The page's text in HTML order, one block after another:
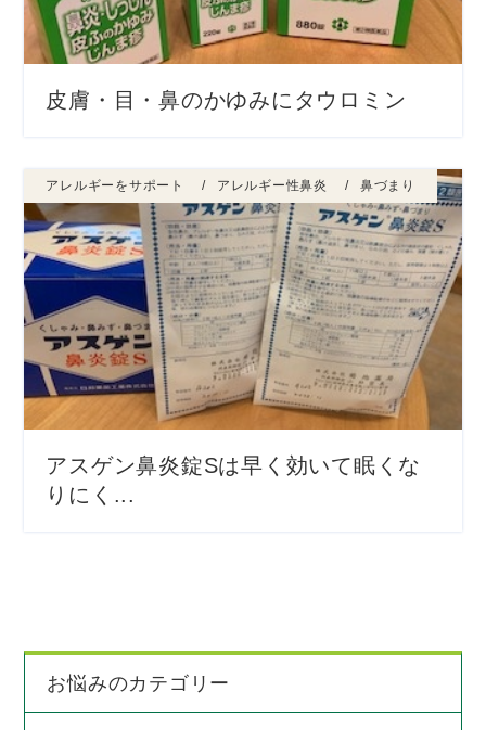
皮膚・目・鼻のかゆみにタウロミン
アレルギーをサポート アレルギー性鼻炎 鼻づまり
アスゲン鼻炎錠Sは早く効いて眠くな
りにく...
お悩みのカテゴリー